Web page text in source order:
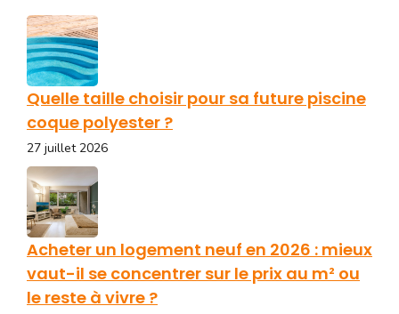
Quelle taille choisir pour sa future piscine
coque polyester ?
27 juillet 2026
Acheter un logement neuf en 2026 : mieux
vaut-il se concentrer sur le prix au m² ou
le reste à vivre ?